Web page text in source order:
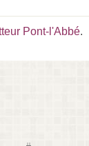
Pont-l'Abbé.